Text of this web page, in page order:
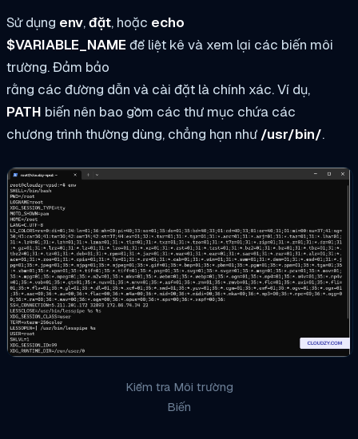
Sử dụng env,đặt, hoặc echo
$VARIABLE_NAME để liệt kê và xem lại các biến môi
trường. Đảm bảo
rằng các đường dẫn và cài đặt là chính xác. Ví dụ,
PATH biến nên bao gồm các thư mục chứa các
chương trình thường dùng, chẳng hạn như /usr/bin/.
Kiểm tra Môi trường
Biến